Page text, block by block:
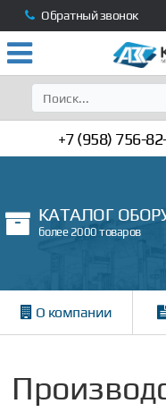
Обратный звонок
+7 (958) 756-
КАТАЛОГ
более 2000 товаров
О компании